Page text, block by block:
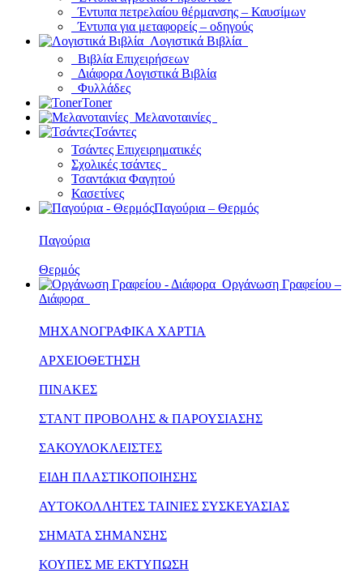
Έντυπα πετρελαίου θέρμανσης – Καυσίμων
Έντυπα για μεταφορείς – οδηγούς
Λογιστικά Βιβλία
Βιβλία Επιχειρήσεων
Διάφορα Λογιστικά Βιβλία
Φυλλάδες
Toner
Μελανοταινίες
Τσάντες
Τσάντες Επιχειρηματικές
Σχολικές τσάντες
Τσαντάκια Φαγητού
Κασετίνες
Παγούρια – Θερμός
Παγούρια
Θερμός
Οργάνωση Γραφείου –
Διάφορα
ΜΗΧΑΝΟΓΡΑΦΙΚΑ ΧΑΡΤΙΑ
ΑΡΧΕΙΟΘΕΤΗΣΗ
ΠΙΝΑΚΕΣ
ΣΤΑΝΤ ΠΡΟΒΟΛΗΣ & ΠΑΡΟΥΣΙΑΣΗΣ
ΣΑΚΟΥΛΟΚΛΕΙΣΤΕΣ
ΕΙΔΗ ΠΛΑΣΤΙΚΟΠΟΙΗΣΗΣ
ΑΥΤΟΚΟΛΛΗΤΕΣ ΤΑΙΝΙΕΣ ΣΥΣΚΕΥΑΣΙΑΣ
ΣΗΜΑΤΑ ΣΗΜΑΝΣΗΣ
ΚΟΥΠΕΣ ΜΕ ΕΚΤΥΠΩΣΗ